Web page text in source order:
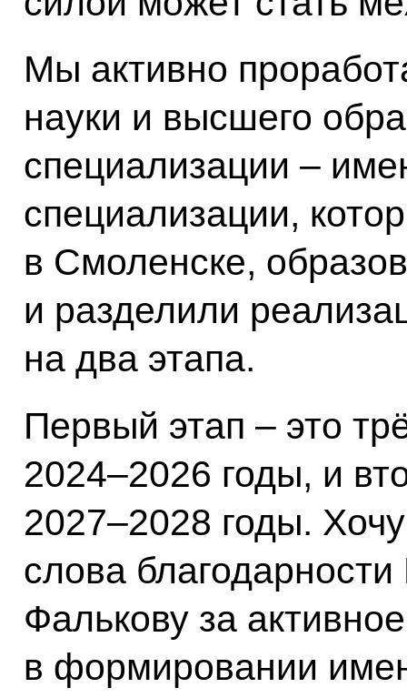
Мы активно
науки и высшего
специализации –
специализации,
в Смоленске,
и разделили
на два этапа.
Первый этап – это
2024–2026 годы, и
2027–2028 годы.
слова
Фалькову за
в формировании